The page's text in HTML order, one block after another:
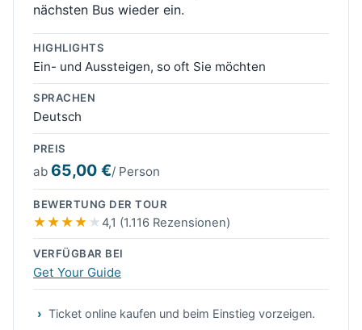
nächsten Bus wieder ein.
HIGHLIGHTS
Ein- und Aussteigen, so oft Sie möchten
SPRACHEN
Deutsch
PREIS
ab 65,00 €/ Person
BEWERTUNG DER TOUR
4,1 (1.116 Rezensionen)
VERFÜGBAR BEI
Get Your Guide
Ticket online kaufen und beim Einstieg vorzeigen.